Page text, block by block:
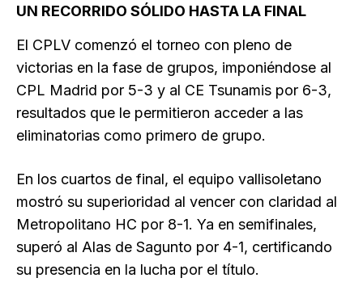
UN RECORRIDO SÓLIDO HASTA LA FINAL
El CPLV comenzó el torneo con pleno de
victorias en la fase de grupos, imponiéndose al
CPL Madrid por 5-3 y al CE Tsunamis por 6-3,
resultados que le permitieron acceder a las
eliminatorias como primero de grupo.
En los cuartos de final, el equipo vallisoletano
mostró su superioridad al vencer con claridad al
Metropolitano HC por 8-1. Ya en semifinales,
superó al Alas de Sagunto por 4-1, certificando
su presencia en la lucha por el título.